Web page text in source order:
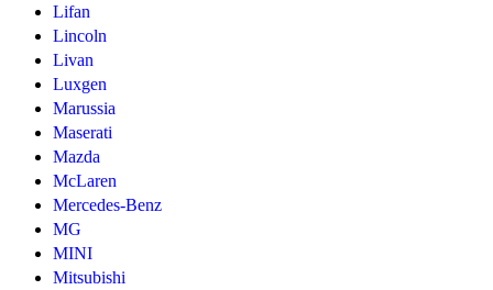
Lifan
Lincoln
Livan
Luxgen
Marussia
Maserati
Mazda
McLaren
Mercedes-Benz
MG
MINI
Mitsubishi